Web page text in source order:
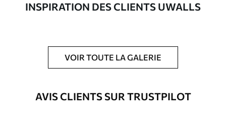
Possibilité d'ajouter un vernis
protecteur pour renforcer la durabilité
du tableau.
Matériaux disponibles
INSPIRATION DES CLIENTS UWALLS
VOIR TOUTE LA GALERIE
AVIS CLIENTS SUR TRUSTPILOT